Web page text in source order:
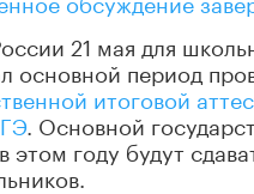
21 мая для
основной период
итоговой
. Основной
этом году будут